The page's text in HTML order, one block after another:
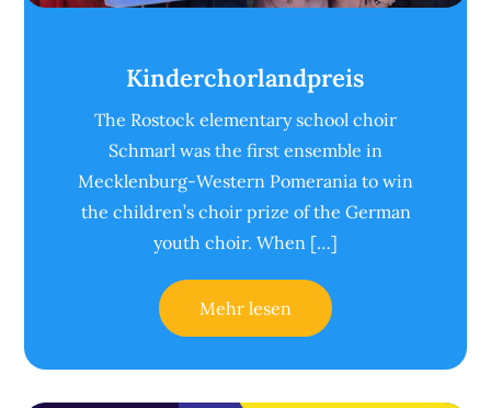
Kinderchorlandpreis
The Rostock elementary school choir
Schmarl was the first ensemble in
Mecklenburg-Western Pomerania to win
the children’s choir prize of the German
youth choir. When […]
Mehr lesen